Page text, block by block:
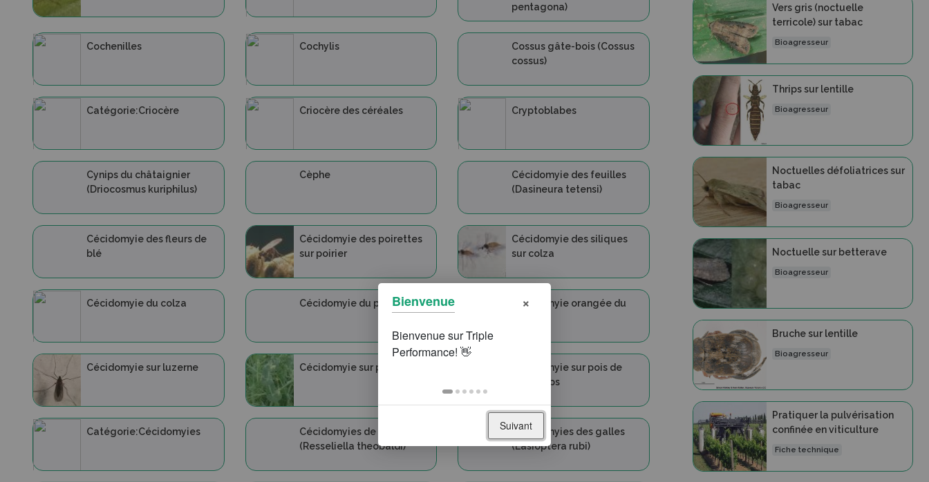
pentagona)
Cochenilles Cochylis
Cossus gâte-bois (Cossus
cossus)
Catégorie:Criocère Criocère des céréales Cryptoblabes
Cynips du châtaignier
(Driocosmus kuriphilus)
Cèphe
Cécidomyie des feuilles
(Dasineura tetensi)
Cécidomyie des fleurs de
blé
Cécidomyie des poirettes
sur poirier
Cécidomyie des siliques
sur colza
Cécidomyie du colza Cécidomyie du pois
Cécidomyie orangée du
Cécidomyie sur luzerne Cécidomyie sur pois d'hiver
Cécidomyie sur pois de
printemps
Catégorie:Cécidomyies
Cécidomyies de l'écorce
(Resseliella theobaldi)
Cécidomyies des galles
(Lasioptera rubi)
Vers gris (noctuelle
terricole) sur tabac
Bioagresseur
Thrips sur lentille
Bioagresseur
Noctuelles défoliatrices sur
tabac
Bioagresseur
Noctuelle sur betterave
Bioagresseur
Bruche sur lentille
Bioagresseur
Pratiquer la pulvérisation
confinée en viticulture
Fiche technique
Bienvenue ×
Suivant